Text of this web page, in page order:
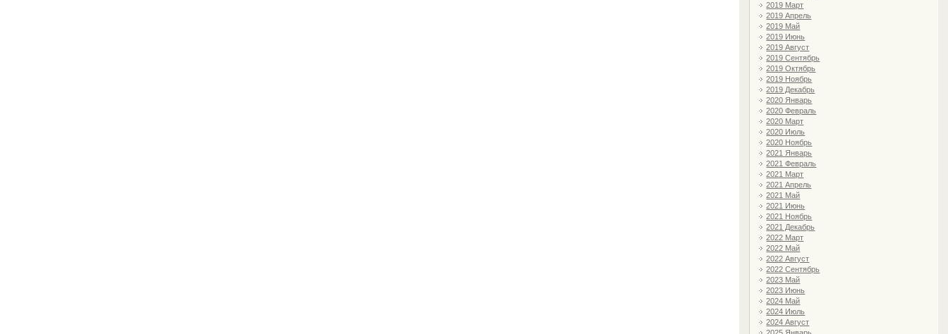
2019 Март
2019 Апрель
2019 Май
2019 Июнь
2019 Август
2019 Сентябрь
2019 Октябрь
2019 Ноябрь
2019 Декабрь
2020 Январь
2020 Февраль
2020 Март
2020 Июль
2020 Ноябрь
2021 Январь
2021 Февраль
2021 Март
2021 Апрель
2021 Май
2021 Июнь
2021 Ноябрь
2021 Декабрь
2022 Март
2022 Май
2022 Август
2022 Сентябрь
2023 Май
2023 Июнь
2024 Май
2024 Июль
2024 Август